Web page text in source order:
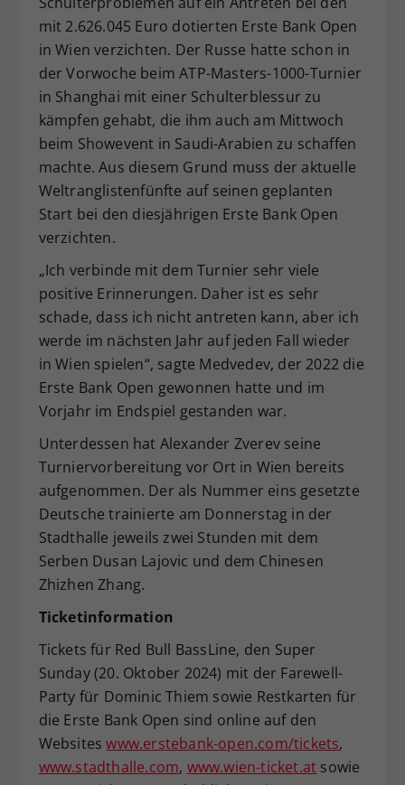
mit 2.626.045 Euro dotierten Erste Bank Open
in Wien verzichten. Der Russe hatte schon in
der Vorwoche beim ATP-Masters-1000-Turnier
in Shanghai mit einer Schulterblessur zu
kämpfen gehabt, die ihm auch am Mittwoch
beim Showevent in Saudi-Arabien zu schaffen
machte. Aus diesem Grund muss der aktuelle
Weltranglistenfünfte auf seinen geplanten
Start bei den diesjährigen Erste Bank Open
verzichten.
„Ich verbinde mit dem Turnier sehr viele
positive Erinnerungen. Daher ist es sehr
schade, dass ich nicht antreten kann, aber ich
werde im nächsten Jahr auf jeden Fall wieder
in Wien spielen“, sagte Medvedev, der 2022 die
Erste Bank Open gewonnen hatte und im
Vorjahr im Endspiel gestanden war.
Unterdessen hat Alexander Zverev seine
Turniervorbereitung vor Ort in Wien bereits
aufgenommen. Der als Nummer eins gesetzte
Deutsche trainierte am Donnerstag in der
Stadthalle jeweils zwei Stunden mit dem
Serben Dusan Lajovic und dem Chinesen
Zhizhen Zhang.
Ticketinformation
Tickets für Red Bull BassLine, den Super
Sunday (20. Oktober 2024) mit der Farewell-
Party für Dominic Thiem sowie Restkarten für
die Erste Bank Open sind online auf den
Websiteswww.erstebank-open.com/tickets,
www.stadthalle.com, www.wien-ticket.at sowie
Zweck
Dieser Wert speichert Ihre Consent-
Einstellungen. Unter anderem eine
historische Speicherung Ihrer
vorgenommen Einstellungen, falls der
Webseiten-Betreiber dies eingestellt
hat.